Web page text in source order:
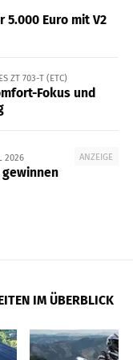
5.000 Euro mit V2
ZT 703-T (ETC)
Fokus und
ANZEIGE
2026
IM ÜBERBLICK